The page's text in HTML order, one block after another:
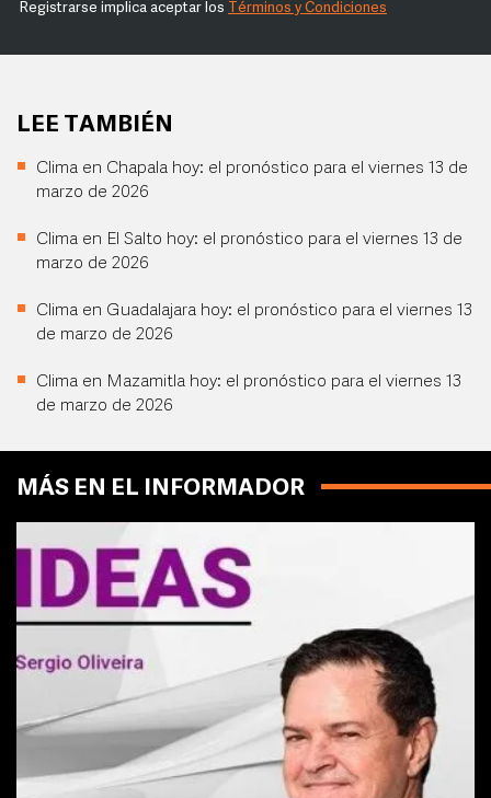
Registrarse implica aceptar los Términos y Condiciones
LEE TAMBIÉN
Clima en Chapala hoy: el pronóstico para el viernes 13 de
marzo de 2026
Clima en El Salto hoy: el pronóstico para el viernes 13 de
marzo de 2026
Clima en Guadalajara hoy: el pronóstico para el viernes 13
de marzo de 2026
Clima en Mazamitla hoy: el pronóstico para el viernes 13
de marzo de 2026
MÁS EN EL INFORMADOR